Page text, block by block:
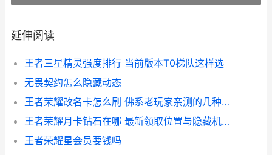
延伸阅读
王者三星精灵强度排行 当前版本T0梯队这样选
无畏契约怎么隐藏动态
王者荣耀改名卡怎么刷 佛系老玩家亲测的几种靠谱方法
王者荣耀月卡钻石在哪 最新领取位置与隐藏机制速报
王者荣耀星会员要钱吗